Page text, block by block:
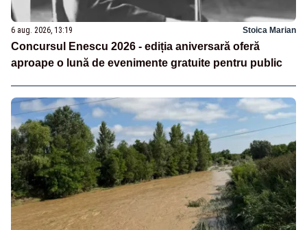
6 aug. 2026, 13:19 Stoica Marian
Concursul Enescu 2026 - ediția aniversară oferă
aproape o lună de evenimente gratuite pentru public